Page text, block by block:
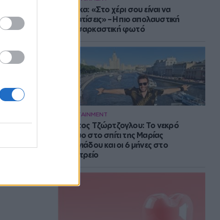
Μπάρκα: «Στο χέρι σου είναι να
αδυνατίσεις» – Η πιο απολαυστική
αυτοσαρκαστική φωτό
ENTERTAINMENT
Στράτος Τζώρτζογλου: Το νεκρό
έμβρυο στο σπίτι της Μαρίας
Γεωργιάδου και οι 6 μήνες στο
ψυχιατρείο